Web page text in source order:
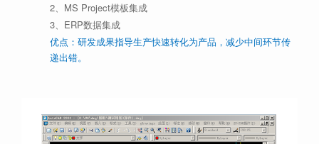
2、MS Project模板集成
3、ERP数据集成
优点：研发成果指导生产快速转化为产品，减少中间环节传
递出错。